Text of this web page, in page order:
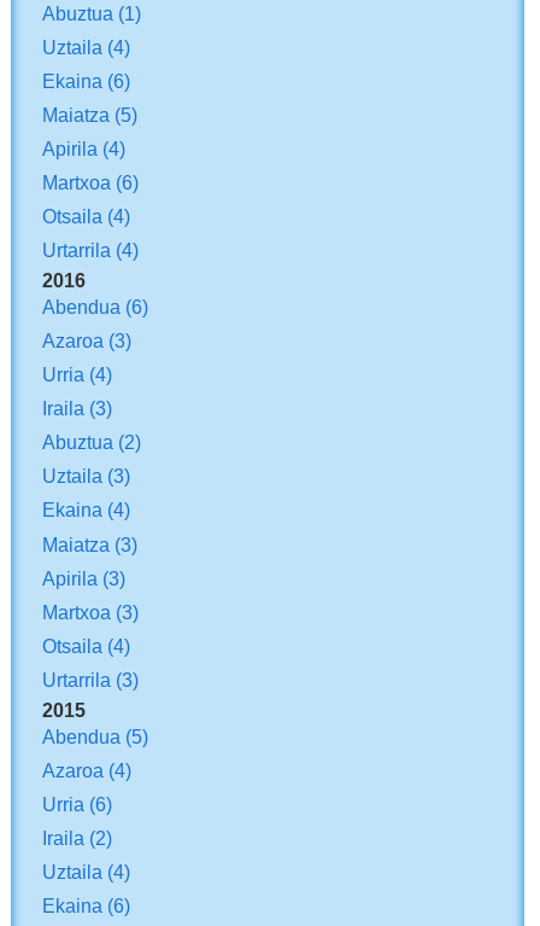
Abuztua (1)
Uztaila (4)
Ekaina (6)
Maiatza (5)
Apirila (4)
Martxoa (6)
Otsaila (4)
Urtarrila (4)
2016
Abendua (6)
Azaroa (3)
Urria (4)
Iraila (3)
Abuztua (2)
Uztaila (3)
Ekaina (4)
Maiatza (3)
Apirila (3)
Martxoa (3)
Otsaila (4)
Urtarrila (3)
2015
Abendua (5)
Azaroa (4)
Urria (6)
Iraila (2)
Uztaila (4)
Ekaina (6)